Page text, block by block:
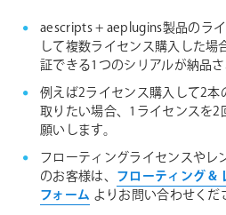
aescripts + aeplugins製品のラ
して複数ライセンス購入した場
証できる1つのシリアルが納品さ
例えば2ライセンス購入して2本
取りたい場合、1ライセンスを2
願いします。
フローティングライセンスやレ
のお客様は、 フローティング &
フォーム よりお問い合わせくだ